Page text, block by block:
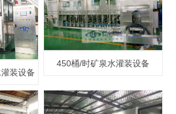
装设备
450桶/时矿泉水灌装设备